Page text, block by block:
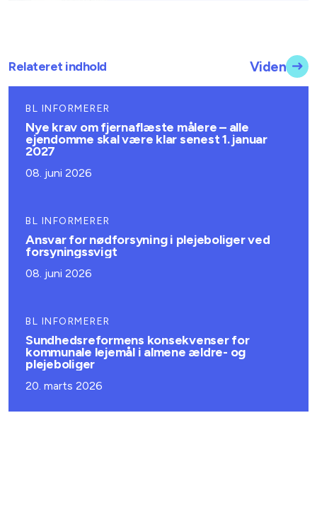
Relateret indhold Viden
BL INFORMERER
Nye krav om fjernaflæste målere – alle
ejendomme skal være klar senest 1. januar
2027
08. juni 2026
BL INFORMERER
Ansvar for nødforsyning i plejeboliger ved
forsyningssvigt
08. juni 2026
BL INFORMERER
Sundhedsreformens konsekvenser for
kommunale lejemål i almene ældre- og
plejeboliger
20. marts 2026